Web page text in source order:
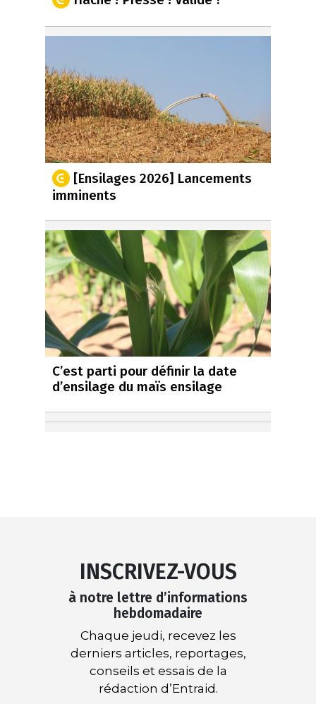
[Ensilages 2026] Lancements
imminents
C’est parti pour définir la date
d’ensilage du maïs ensilage
INSCRIVEZ-VOUS
à notre lettre d’informations
hebdomadaire
Chaque jeudi, recevez les
derniers articles, reportages,
conseils et essais de la
rédaction d’Entraid.